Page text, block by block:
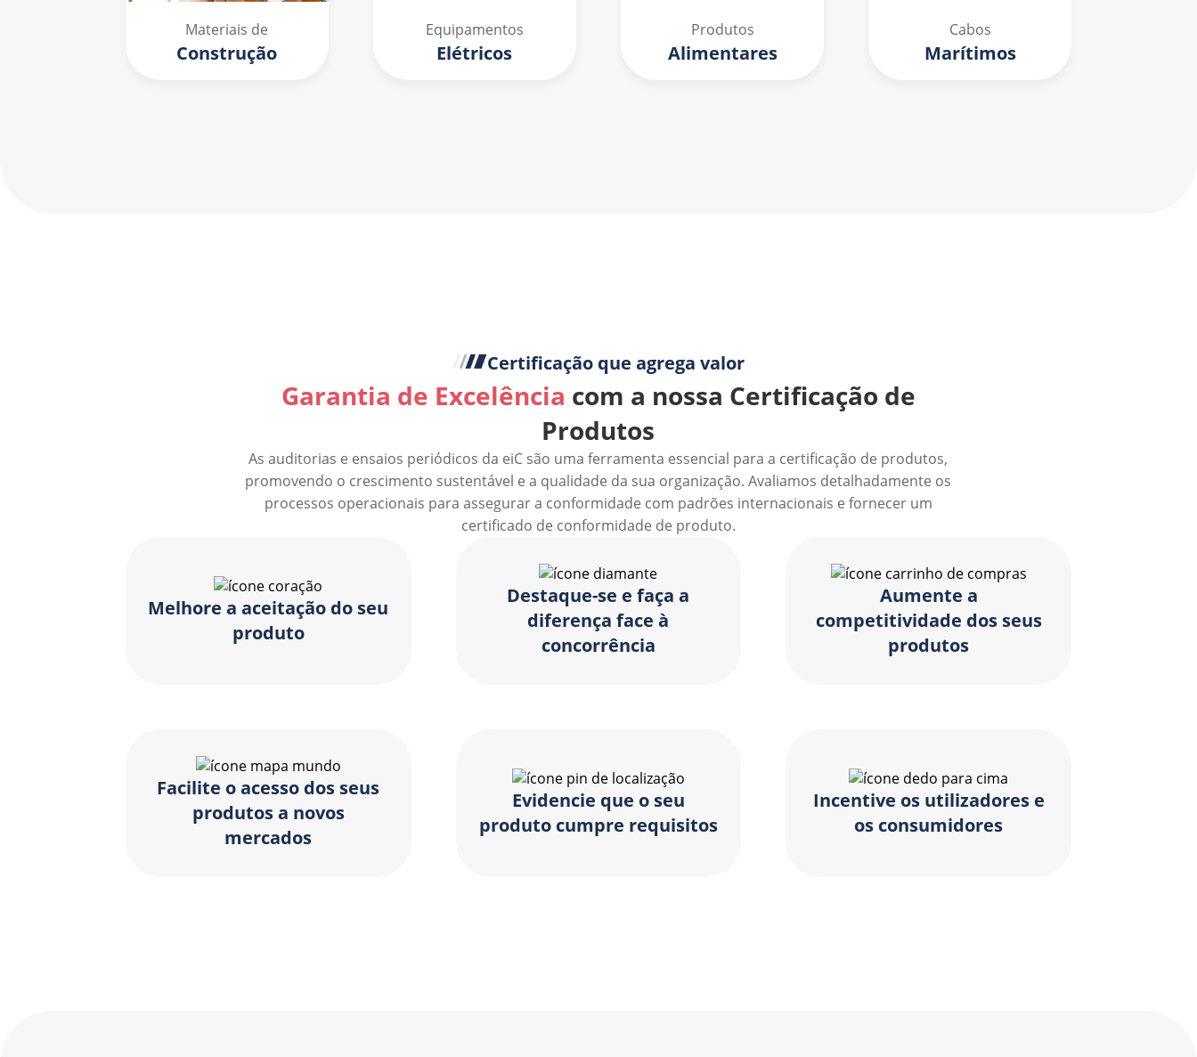
Materiais de
Construção
Equipamentos
Elétricos
Produtos
Alimentares
Cabos
Marítimos
Certificação que agrega valor
Garantia de Excelência com a nossa Certificação de
Produtos
As auditorias e ensaios periódicos da eiC são uma ferramenta essencial para a certificação de produtos,
promovendo o crescimento sustentável e a qualidade da sua organização. Avaliamos detalhadamente os
processos operacionais para assegurar a conformidade com padrões internacionais e fornecer um
certificado de conformidade de produto.
Melhore a aceitação do seu
produto
Destaque-se e faça a
diferença face à
concorrência
Aumente a
competitividade dos seus
produtos
Facilite o acesso dos seus
produtos a novos
mercados
Evidencie que o seu
produto cumpre requisitos
Incentive os utilizadores e
os consumidores